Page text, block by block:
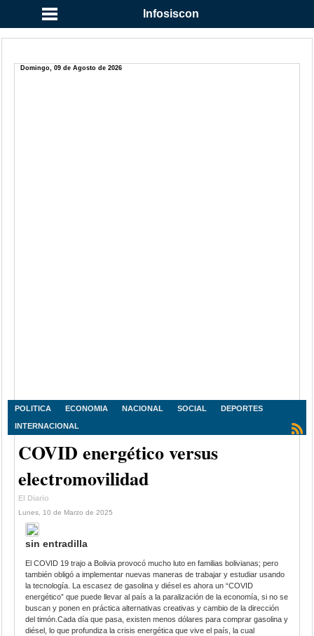
Infosiscon
Domingo, 09 de Agosto de 2026
POLITICA ECONOMIA NACIONAL SOCIAL DEPORTES
INTERNACIONAL
COVID energético versus
electromovilidad
El Diario
Lunes, 10 de Marzo de 2025
sin entradilla
El COVID 19 trajo a Bolivia provocó mucho luto en familias bolivianas; pero
también obligó a implementar nuevas maneras de trabajar y estudiar usando
la tecnología. La escasez de gasolina y diésel es ahora un “COVID
energético” que puede llevar al país a la paralización de la economía, si no se
buscan y ponen en práctica alternativas creativas y cambio de la dirección
del timón.Cada día que pasa, existen menos dólares para comprar gasolina y
diésel, lo que profundiza la crisis energética que vive el país, la cual